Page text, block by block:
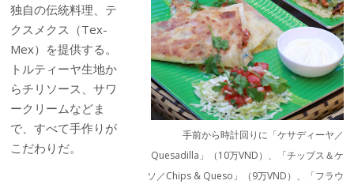
手前から時計回りに「ケサディーヤ／
Quesadilla」（10万VND）、「チップス＆ケ
ソ／Chips & Queso」（9万VND）、「フラウ
独自の伝統料理、テ
クスメクス（Tex-
Mex）を提供する。
トルティーヤ生地か
らチリソース、サワ
ークリームなどま
で、すべて手作りが
こだわりだ。